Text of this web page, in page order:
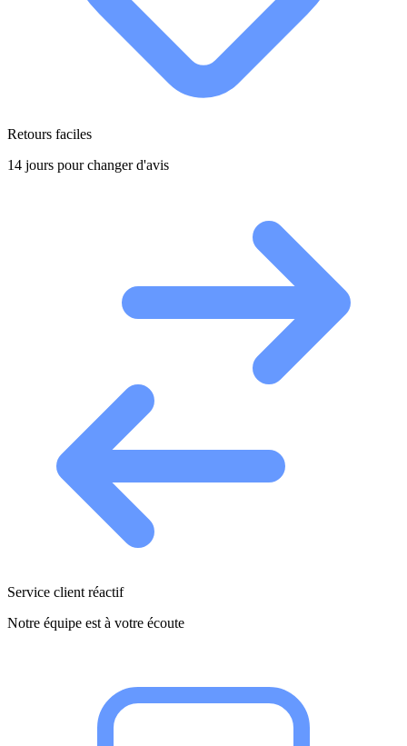
Retours faciles
14 jours pour changer d'avis
Service client réactif
Notre équipe est à votre écoute